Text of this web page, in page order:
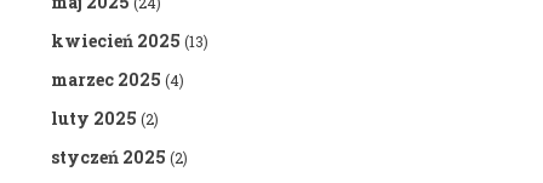
kwiecień 2025 (13)
marzec 2025 (4)
luty 2025 (2)
styczeń 2025 (2)